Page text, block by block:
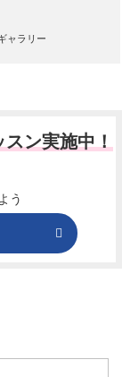
ャラリー
ン実施中！
う